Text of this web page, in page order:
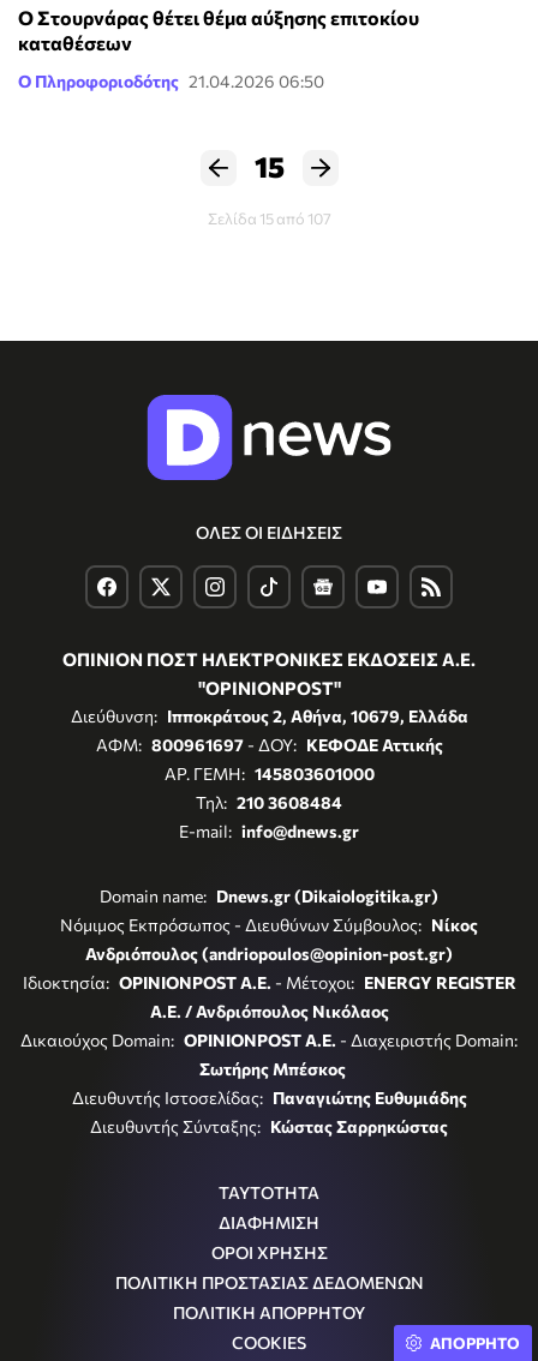
Ο Στουρνάρας θέτει θέμα αύξησης επιτοκίου
καταθέσεων
Ο Πληροφοριοδότης 21.04.2026 06:50
15
Σελίδα 15 από 107
ΟΛΕΣ ΟΙ ΕΙΔΗΣΕΙΣ
ΟΠΙΝΙΟΝ ΠΟΣΤ ΗΛΕΚΤΡΟΝΙΚΕΣ ΕΚΔΟΣΕΙΣ Α.Ε.
"OPINIONPOST"
Διεύθυνση: Ιπποκράτους 2, Αθήνα, 10679, Ελλάδα
ΑΦΜ: 800961697- ΔΟΥ: ΚΕΦΟΔΕ Αττικής
ΑΡ. ΓΕΜΗ: 145803601000
Τηλ: 210 3608484
E-mail: info@dnews.gr
Domain name: Dnews.gr (Dikaiologitika.gr)
Νόμιμος Εκπρόσωπος - Διευθύνων Σύμβουλος: Νίκος
Ανδριόπουλος (andriopoulos@opinion-post.gr)
Ιδιοκτησία: OPINIONPOST A.E. - Μέτοχοι: ENERGY REGISTER
Α.Ε. / Ανδριόπουλος Νικόλαος
Δικαιούχος Domain: OPINIONPOST A.E. - Διαχειριστής Domain:
Σωτήρης Μπέσκος
Διευθυντής Ιστοσελίδας: Παναγιώτης Ευθυμιάδης
Διευθυντής Σύνταξης: Κώστας Σαρρηκώστας
ΤΑΥΤΟΤΗΤΑ
ΔΙΑΦΗΜΙΣΗ
ΟΡΟΙ ΧΡΗΣΗΣ
ΠΟΛΙΤΙΚΗ ΠΡΟΣΤΑΣΙΑΣ ΔΕΔΟΜΕΝΩΝ
ΠΟΛΙΤΙΚΗ ΑΠΟΡΡΗΤΟΥ
COOKIES
ΑΠΟΡΡΗΤΟ